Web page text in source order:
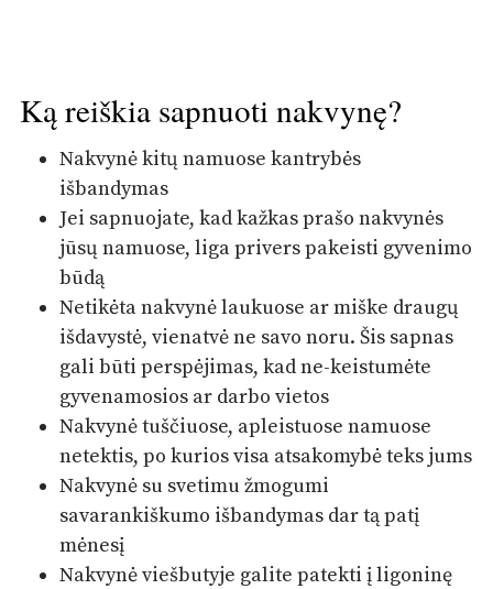
Ką reiškia sapnuoti nakvynę?
Nakvynė kitų namuose kantrybės
išbandymas
Jei sapnuojate, kad kažkas prašo nakvynės
jūsų namuose, liga privers pakeisti gyvenimo
būdą
Netikėta nakvynė laukuose ar miške draugų
išdavystė, vienatvė ne savo noru. Šis sapnas
gali būti perspėjimas, kad ne-keistumėte
gyvenamosios ar darbo vietos
Nakvynė tuščiuose, apleistuose namuose
netektis, po kurios visa atsakomybė teks jums
Nakvynė su svetimu žmogumi
savarankiškumo išbandymas dar tą patį
mėnesį
Nakvynė viešbutyje galite patekti į ligoninę